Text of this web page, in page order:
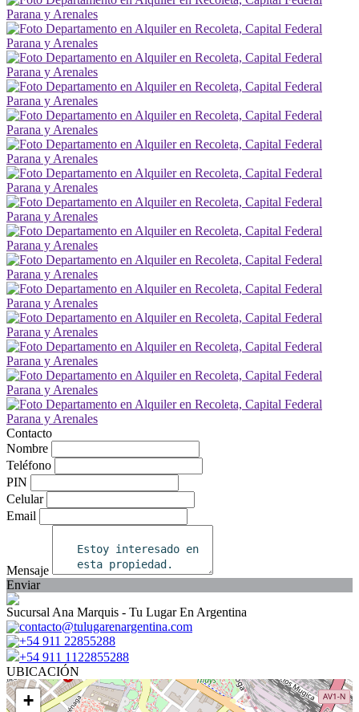
Contacto
Nombre
Teléfono
PIN
Celular
Email
Mensaje
Enviar
Sucursal Ana Marquis - Tu Lugar En Argentina
contacto@tulugarenargentina.com
+54 911 22855288
+54 911 1122855288
UBICACIÓN
+